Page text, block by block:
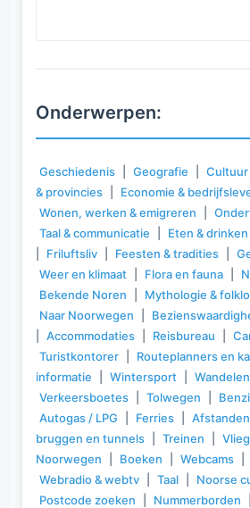
Onderwerpen:
Geschiedenis Geografie Cultuur
& provincies
Economie &
Wonen, werken & emigreren
Taal & communicatie
Eten & drinken
Friluftsliv Feesten & tradities
Weer en klimaat
Flora en fauna
Bekende Noren
Mythologie &
Naar Noorwegen
Accommodaties Reisbureau
Turistkontorer
Routeplanners en
informatie
Wintersport Wandelen
Verkeersboetes
Tolwegen
Autogas / LPG
Ferries Afstanden
bruggen en tunnels
Treinen
Noorwegen
Boeken Webcams
Webradio & webtv
Taal Noorse
Postcode zoeken
Nummerborden